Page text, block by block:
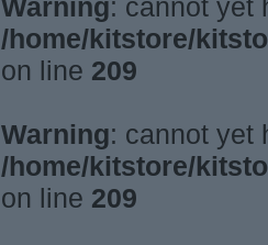
Warning: cannot yet
/home/kitstore/
on line 209
Warning: cannot yet
/home/kitstore/
on line 209